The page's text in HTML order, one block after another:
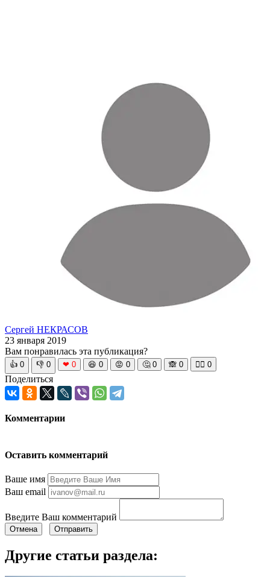
Сергей НЕКРАСОВ
23 января 2019
Вам понравилась эта публикация?
👍 0 👎 0 ❤ 0 😆 0 😡 0 🤔 0 🙈 0 🧘‍♀️ 0
Поделиться
Комментарии
Оставить комментарий
Ваше имя
Ваш email
Введите Ваш комментарий
Отмена Отправить
Другие статьи раздела: